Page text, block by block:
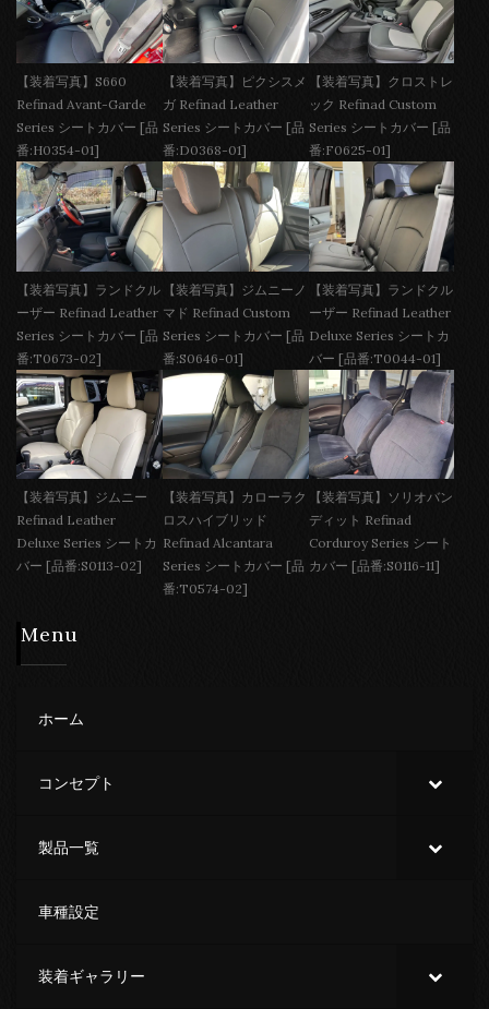
【装着写真】S660
Refinad Avant-Garde
Series シートカバー [品
番:H0354-01]
【装着写真】ピクシスメ
ガ Refinad Leather
Series シートカバー [品
番:D0368-01]
【装着写真】クロストレ
ック Refinad Custom
Series シートカバー [品
番:F0625-01]
【装着写真】ランドクル
ーザー Refinad Leather
Series シートカバー [品
番:T0673-02]
【装着写真】ジムニーノ
マド Refinad Custom
Series シートカバー [品
番:S0646-01]
【装着写真】ランドクル
ーザー Refinad Leather
Deluxe Series シートカ
バー [品番:T0044-01]
【装着写真】ジムニー
Refinad Leather
Deluxe Series シートカ
バー [品番:S0113-02]
【装着写真】カローラク
ロスハイブリッド
Refinad Alcantara
Series シートカバー [品
番:T0574-02]
【装着写真】ソリオバン
ディット Refinad
Corduroy Series シート
カバー [品番:S0116-11]
Menu
ホーム
コンセプト
製品一覧
車種設定
装着ギャラリー